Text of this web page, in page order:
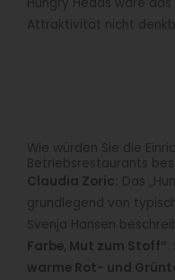
Attraktivität nicht
Wie würden Sie die
Betriebsrestaurants
Claudia Zoric: Das
grundlegend von
Svenja Hansen
Farbe, Mut zum Stoff“
warme Rot- und